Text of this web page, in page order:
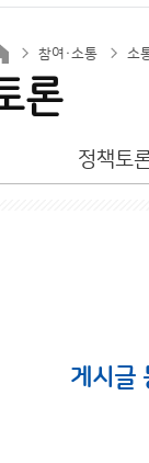
참여·소통 소
론
정책토
게시글